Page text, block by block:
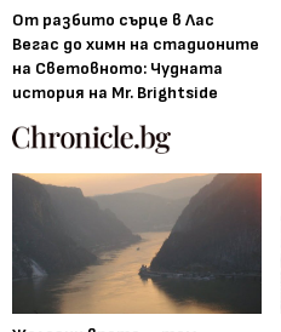
От разбито сърце в Лас
Вегас до химн на стадионите
на Световното: Чудната
история на Mr. Brightside